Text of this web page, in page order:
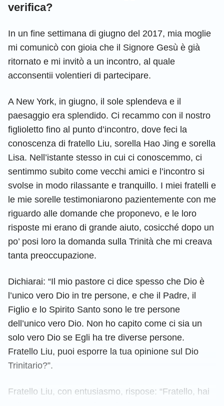
verifica?
In un fine settimana di giugno del 2017, mia moglie
mi comunicò con gioia che il Signore Gesù è già
ritornato e mi invitò a un incontro, al quale
acconsentii volentieri di partecipare.
A New York, in giugno, il sole splendeva e il
paesaggio era splendido. Ci recammo con il nostro
figlioletto fino al punto d’incontro, dove feci la
conoscenza di fratello Liu, sorella Hao Jing e sorella
Lisa. Nell’istante stesso in cui ci conoscemmo, ci
sentimmo subito come vecchi amici e l’incontro si
svolse in modo rilassante e tranquillo. I miei fratelli e
le mie sorelle testimoniarono pazientemente con me
riguardo alle domande che proponevo, e le loro
risposte mi erano di grande aiuto, cosicché dopo un
po’ posi loro la domanda sulla Trinità che mi creava
tanta preoccupazione.
Dichiarai: “Il mio pastore ci dice spesso che Dio è
l’unico vero Dio in tre persone, e che il Padre, il
Figlio e lo Spirito Santo sono le tre persone
dell’unico vero Dio. Non ho capito come ci sia un
solo vero Dio se Egli ha tre diverse persone.
Fratello Liu, puoi esporre la tua opinione sul Dio
Trinitario?”.
Fratello Liu, con entusiasmo, rispose: “Fratello, hai